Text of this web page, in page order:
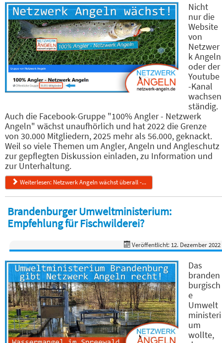
Nicht
nur die
Website
von
Netzwer
k Angeln
oder der
Youtube
-Kanal
wachsen
ständig.
Auch die Facebook-Gruppe "100% Angler - Netzwerk
Angeln" wächst unaufhörlich und hat 2022 die Grenze
von 30.000 Mitgliedern, 2025 mehr als 56.000, geknackt.
Weil so viele Themen um Angler, Angeln und Angleschutz
zur gepflegten Diskussion einladen, zu Information und
zur Unterhaltung.
Weiterlesen: Netzwerk Angeln wächst überall -...
Brandenburger Umweltministerium:
Empfehlung für Fischwilderei?
Veröffentlicht: 12. Dezember 2022
Das
branden
burgisch
e
Umwelt
ministeri
um
wollte,